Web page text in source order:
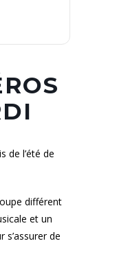
de l’été de
différent
et un
de